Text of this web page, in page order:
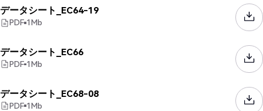
データシート_EC64-19
PDF 1Mb
データシート_EC66
PDF 1Mb
データシート_EC68-08
PDF 1Mb